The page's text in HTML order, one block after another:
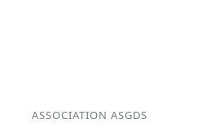
ASSOCIATION ASGDS